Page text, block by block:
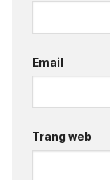
Email
Trang web